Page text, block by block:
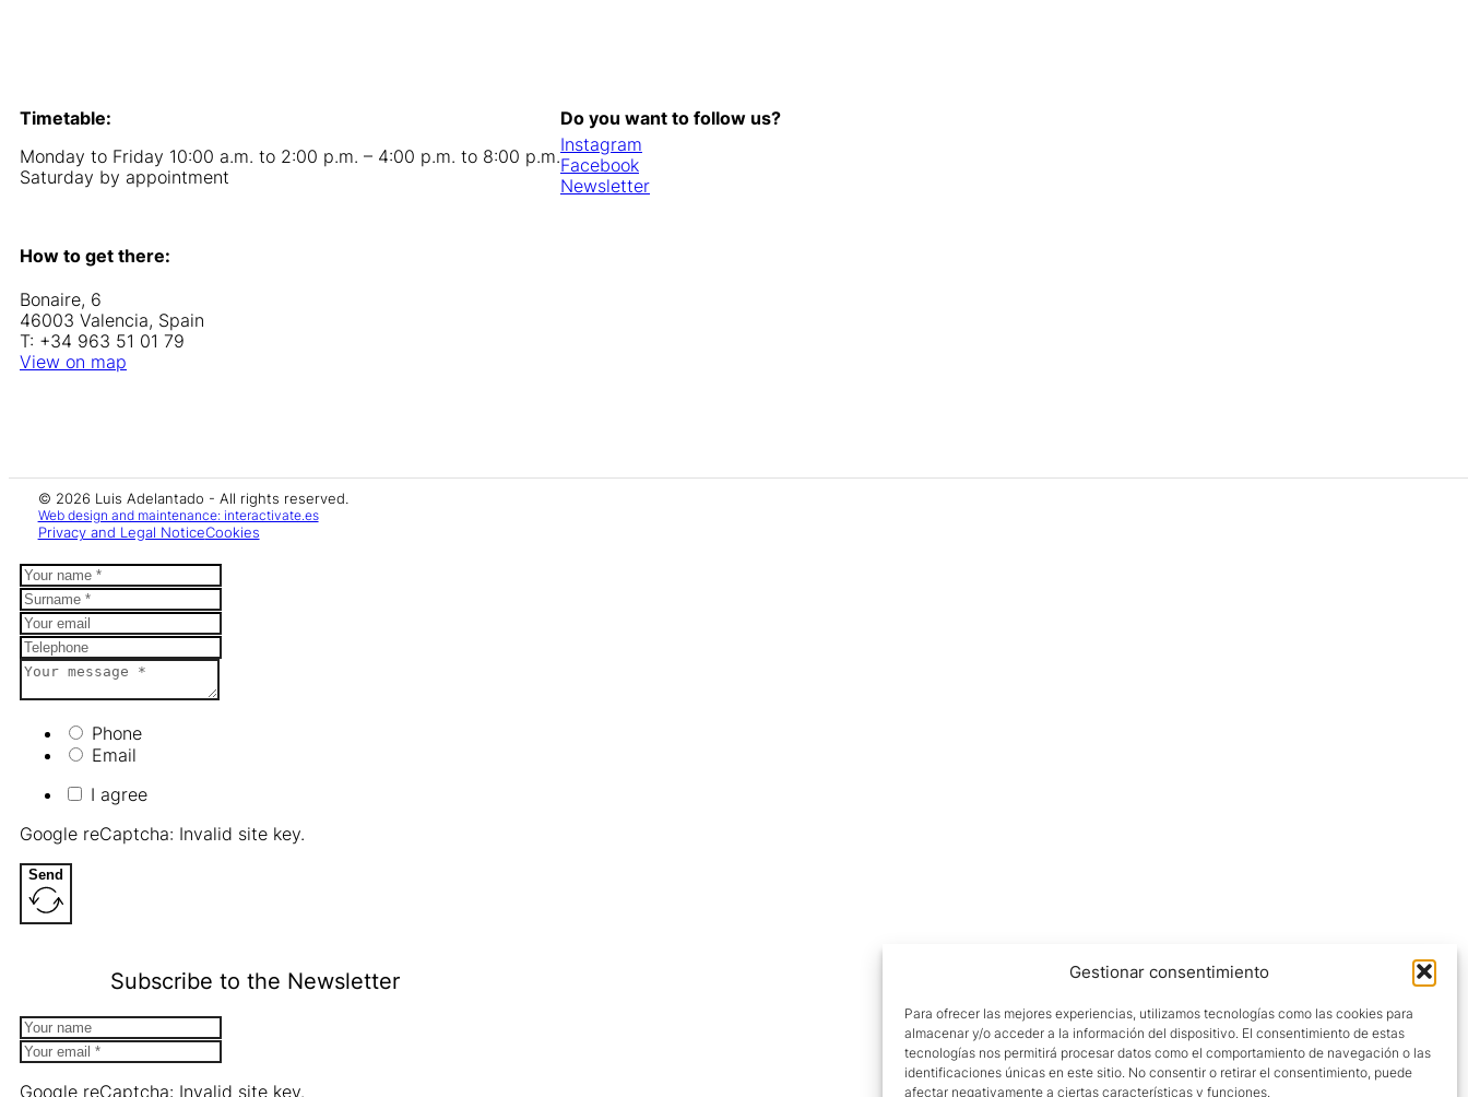
Gestionar consentimiento
Para ofrecer las mejores experiencias, utilizamos tecnologías como las cookies para
almacenar y/o acceder a la información del dispositivo. El consentimiento de estas
tecnologías nos permitirá procesar datos como el comportamiento de navegación o las
identificaciones únicas en este sitio. No consentir o retirar el consentimiento, puede
afectar negativamente a ciertas características y funciones.
Timetable:
Monday to Friday 10:00 a.m. to 2:00 p.m. – 4:00 p.m. to 8:00 p.m.
Saturday by appointment
Do you want to follow us?
Instagram
Facebook
Newsletter
How to get there:
Bonaire, 6
46003 Valencia, Spain
T: +34 963 51 01 79
View on map
© 2026 Luis Adelantado - All rights reserved.
Web design and maintenance: interactivate.es
Privacy and Legal NoticeCookies
Phone
Email
I agree
Google reCaptcha: Invalid site key.
Send
Subscribe to the Newsletter
Google reCaptcha: Invalid site key.